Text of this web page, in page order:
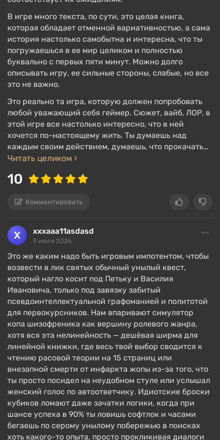
содержится в мысли, так что Гарри может начать
с бонусом, а по итогу нарваться на штраф и
тяжелую депрессию. Последнее, в свою очередь,
откроет отдельный квест. Мысли можно как
принимать, так и отторгать, тратя на это очки
прокачки.
Базисом для повествования Disco Elysium стал
мир, полный проблем (вызванных жизнью в
нищите и разрухе) и противоречий (политических,
общества, застрявшего на уровне 70-х годов XX
система.
проработанную «живую историю», все грани
которой можно увидеть лишь на третьем
прохождении. И при этом никакого
опостылевшего «спасения мира», сугубо
локальная история. Повествование настолько
продумано, что персонажи и ситуации адекватно
подстраиваются под билд главного героя и его
решения.
Идеалист найдет все улики, накажет всех
виновных и под аплодисменты коллег раскроет
дело, попутно заручившись поддержкой
множества здешних обитателей. Анархист же
переругается с одной половиной персонажей, но
заведет новых друзей среди расистов и
алкоголиков, а еще будет вышвырнут из милиции
за сотрудничество с криминалом и взятки.
В игре много текста, по сути, это целая книга,
которая обладает отменной вариативностью, а сама
история настолько самобытна и интересна, что ты
погружаешься в ее мир целиком и полностью
буквально с первых пяти минут. Можно долго
описывать игру, ее сильные стороны, слабые, но все
это не важно.
Это реально та игра, которую должен попробовать
любой уважающий себя геймер. Сюжет, вайб, ЛОР, в
этой игре все настолько интересно, что в ней
хочется по-настоящему жить. Ты думаешь над
каждым своим действием, думаешь, что прокачать…
Читать целиком
10
Комментировать
xxxaaa11asdasd
9 июля 2026
Это же каким надо быть игровым импотентом, чтобы
возвести в лик святых обычный унылый квест,
который нагло косит под Петьку и Василия
Ивановича, только под завязку забитый
псевдоинтеллектуальной графоманией и политотой
для первокурсников. Нам впаривают симулятор
копа шизофреника как вершину ролевого жанра,
хотя вся эта нелинейность — дешёвая ширма для
линейной книжки, где весь твой выбор сводится к
чтению расовой теории на 15 страниц или
внезапной смерти от инфаркта жопы из-за того, что
ты просто посидел на неудобном стуле или услышал
женский голос по автоответчику. Идиотские броски
кубиков ломают даже зачатки логики, когда при
шансе успеха в 90% ты ловишь софтлок и часами
бегаешь по серому унылому побережью в поисках
хоть какого-то опыта, просто прокликивая диалоги